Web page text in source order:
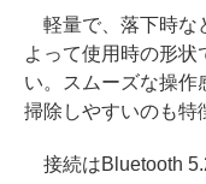
軽量で、落下時な
よって使用時の形
い。スムーズな操作
掃除しやすいのも特
接続はBluetooth